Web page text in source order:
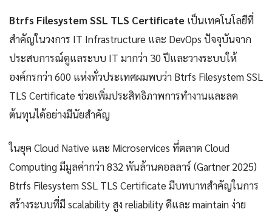
Btrfs Filesystem SSL TLS Certificate เป็นเทคโนโลยีที่
สำคัญในวงการ IT Infrastructure และ DevOps ปัจจุบันจาก
ประสบการณ์ดูแลระบบ IT มากว่า 30 ปีและวางระบบให้
องค์กรกว่า 600 แห่งทั่วประเทศผมพบว่า Btrfs Filesystem SSL
TLS Certificate ช่วยเพิ่มประสิทธิภาพการทำงานและลด
ต้นทุนได้อย่างมีนัยสำคัญ
ในยุค Cloud Native และ Microservices ที่ตลาด Cloud
Computing มีมูลค่ากว่า 832 พันล้านดอลลาร์ (Gartner 2025)
Btrfs Filesystem SSL TLS Certificate มีบทบาทสำคัญในการ
สร้างระบบที่มี scalability สูง reliability ดีและ maintain ง่าย